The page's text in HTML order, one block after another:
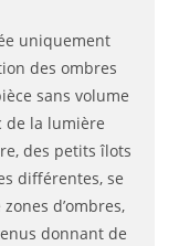
uniquement
des ombres
sans volume
de la lumière
des petits îlots
différentes, se
d’ombres,
donnant de